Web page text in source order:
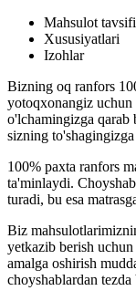
Mahsulot tavsifi
Xususiyatlari
Izohlar
Bizning oq ranfors
yotoqxonangiz
o'lchamingizga
sizning
100% paxta ranfors
ta'minlaydi.
turadi, bu esa
Biz
yetkazib berish
amalga oshirish
choyshablardan